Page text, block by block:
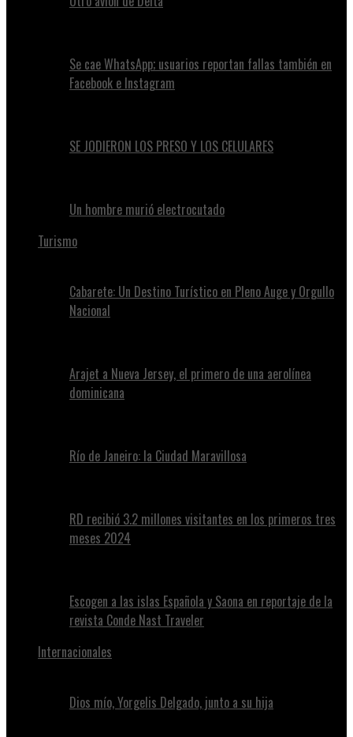
Se cae WhatsApp; usuarios reportan fallas también en
Facebook e Instagram
SE JODIERON LOS PRESO Y LOS CELULARES
Un hombre murió electrocutado
Turismo
Cabarete: Un Destino Turístico en Pleno Auge y Orgullo
Nacional
Arajet a Nueva Jersey, el primero de una aerolínea
dominicana
Río de Janeiro: la Ciudad Maravillosa
RD recibió 3.2 millones visitantes en los primeros tres
meses 2024
Escogen a las islas Española y Saona en reportaje de la
revista Conde Nast Traveler
Internacionales
Dios mío, Yorgelis Delgado, junto a su hija